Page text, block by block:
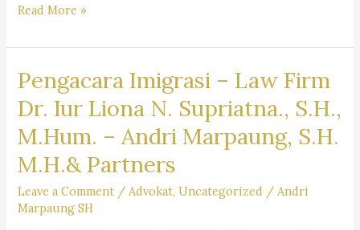
Layanan
Pengacara
Warga
Asing
(WNA)
di
–Firma
Read More »
Pengacara Imigrasi – Law Firm
Dr. Iur Liona N. Supriatna., S.H.,
M.Hum. – Andri Marpaung, S.H.
M.H.& Partners
Leave a Comment / Advokat,Uncategorized / Andri
Marpaung SH